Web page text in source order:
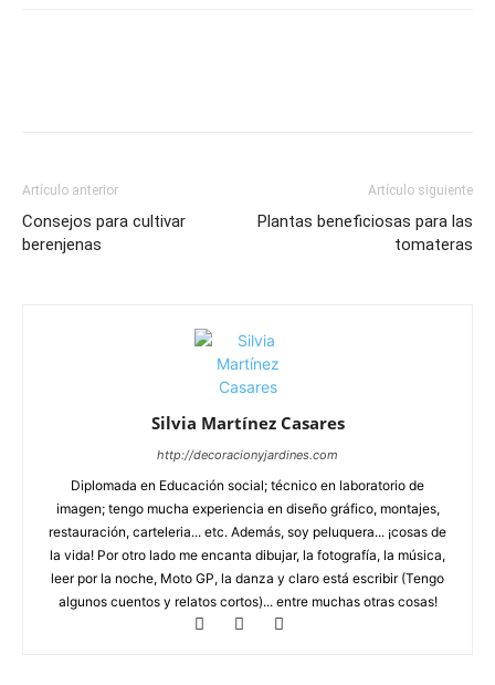
Artículo anterior
Consejos para cultivar
berenjenas
Artículo siguiente
Plantas beneficiosas para las
tomateras
Silvia Martínez Casares
http://decoracionyjardines.com
Diplomada en Educación social; técnico en laboratorio de
imagen; tengo mucha experiencia en diseño gráfico, montajes,
restauración, carteleria... etc. Además, soy peluquera... ¡cosas de
la vida! Por otro lado me encanta dibujar, la fotografía, la música,
leer por la noche, Moto GP, la danza y claro está escribir (Tengo
algunos cuentos y relatos cortos)... entre muchas otras cosas!